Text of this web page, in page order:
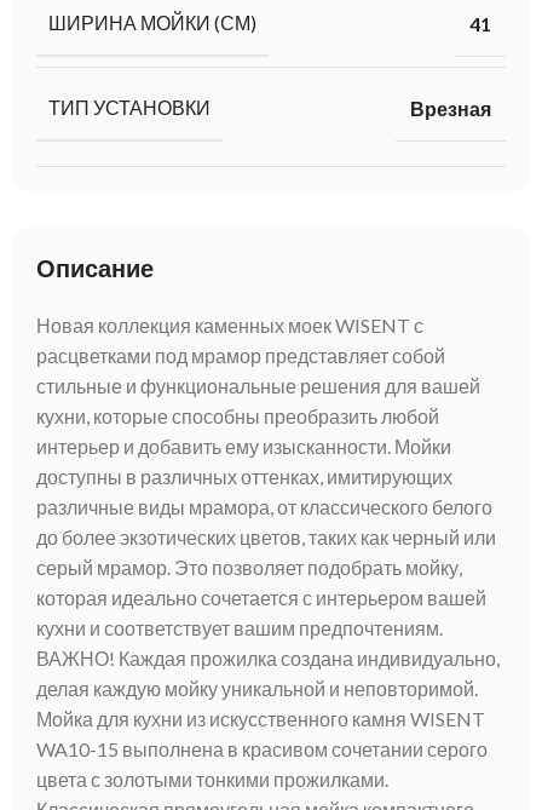
Описание
Новая коллекция каменных моек WISENT с
расцветками под мрамор представляет собой
стильные и функциональные решения для вашей
кухни, которые способны преобразить любой
интерьер и добавить ему изысканности. Мойки
доступны в различных оттенках, имитирующих
различные виды мрамора, от классического белого
до более экзотических цветов, таких как черный или
серый мрамор. Это позволяет подобрать мойку,
которая идеально сочетается с интерьером вашей
кухни и соответствует вашим предпочтениям.
ВАЖНО! Каждая прожилка создана индивидуально,
делая каждую мойку уникальной и неповторимой.
Мойка для кухни из искусственного камня WISENT
WA10-15 выполнена в красивом сочетании серого
цвета с золотыми тонкими прожилками.
ШИРИНА МОЙКИ (СМ) 41
ТИП УСТАНОВКИ Врезная